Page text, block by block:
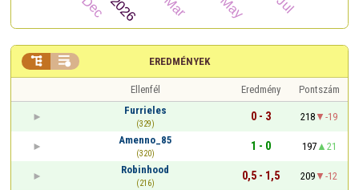
EREDMÉNYEK
 
Ellenfél Eredmény
Pontszám
Furrieles
(329)
0 - 3 218
-19
Amenno_85
(320)
1 - 0 197
21
Robinhood
(216)
0,5 - 1,5 209
-12